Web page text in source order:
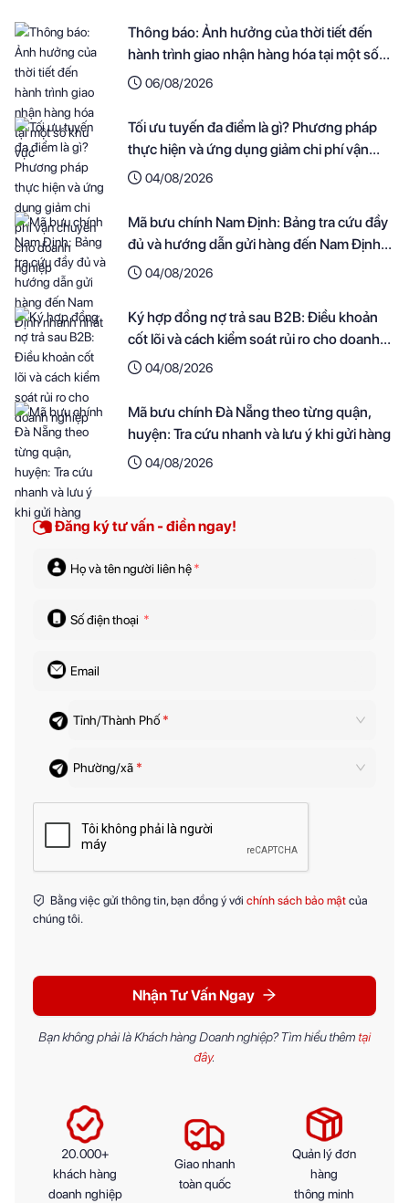
Thông báo: Ảnh hưởng của thời tiết đến
hành trình giao nhận hàng hóa tại một số
khu vực
06/08/2026
Tối ưu tuyến đa điểm là gì? Phương pháp
thực hiện và ứng dụng giảm chi phí vận
chuyển cho doanh nghiệp
04/08/2026
Mã bưu chính Nam Định: Bảng tra cứu đầy
đủ và hướng dẫn gửi hàng đến Nam Định
nhanh nhất
04/08/2026
Ký hợp đồng nợ trả sau B2B: Điều khoản
cốt lõi và cách kiểm soát rủi ro cho doanh
nghiệp
04/08/2026
Mã bưu chính Đà Nẵng theo từng quận,
huyện: Tra cứu nhanh và lưu ý khi gửi hàng
04/08/2026
Đăng ký tư vấn - điền ngay!
Họ và tên người liên hệ*
Số điện thoại *
Email
Tỉnh/Thành Phố *
Phường/xã *
Bằng việc gửi thông tin, bạn đồng ý với chính sách bảo mật của
chúng tôi.
Nhận Tư Vấn Ngay
Bạn không phải là Khách hàng Doanh nghiệp? Tìm hiểu thêm tại
đây.
20.000+
khách hàng
doanh nghiệp
Giao nhanh
toàn quốc
Quản lý đơn
hàng
thông minh